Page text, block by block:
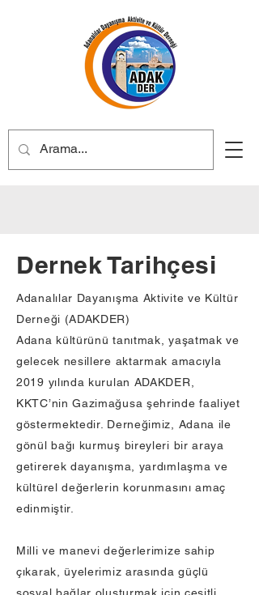
Dernek Tarihçesi
Adanalılar Dayanışma Aktivite ve Kültür
Derneği (ADAKDER)
Adana kültürünü tanıtmak, yaşatmak ve
gelecek nesillere aktarmak amacıyla
2019 yılında kurulan ADAKDER,
KKTC’nin Gazimağusa şehrinde faaliyet
göstermektedir. Derneğimiz, Adana ile
gönül bağı kurmuş bireyleri bir araya
getirerek dayanışma, yardımlaşma ve
kültürel değerlerin korunmasını amaç
edinmiştir.
Milli ve manevi değerlerimize sahip
çıkarak, üyelerimiz arasında güçlü